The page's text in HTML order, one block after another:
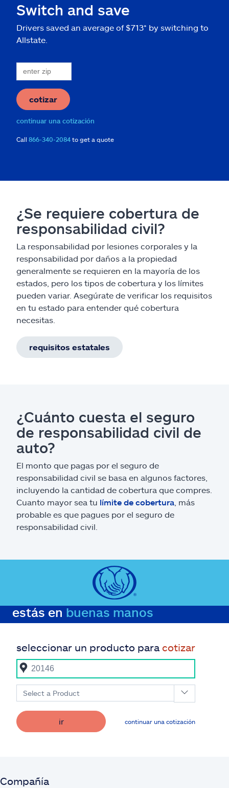
Switch and save
Drivers saved an average of $713* by switching to
Allstate.
cotizar
continuar una cotización
Call 866-340-2084 to get a quote
¿Se requiere cobertura de
responsabilidad civil?
La responsabilidad por lesiones corporales y la
responsabilidad por daños a la propiedad
generalmente se requieren en la mayoría de los
estados, pero los tipos de cobertura y los límites
pueden variar. Asegúrate de verificar los requisitos
en tu estado para entender qué cobertura
necesitas.
requisitos estatales
¿Cuánto cuesta el seguro
de responsabilidad civil de
auto?
El monto que pagas por el seguro de
responsabilidad civil se basa en algunos factores,
incluyendo la cantidad de cobertura que compres.
Cuanto mayor sea tu límite de cobertura , más
probable es que pagues por el seguro de
responsabilidad civil.
estás en buenas manos
seleccionar un producto para cotizar
Select a Product
ir continuar una cotización
Compañía